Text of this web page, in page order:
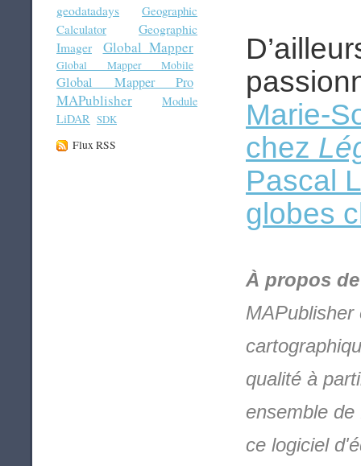
geodatadays
Geographic
Calculator
Geographic
Imager
Global Mapper
Global Mapper Mobile
Global Mapper Pro
MAPublisher
Module
LiDAR SDK
Flux RSS
Marie-
chez
Pascal
globes
À propos
MAPublisher
qualité à
ensemble
ce logiciel